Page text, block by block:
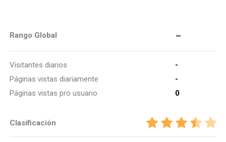
Rango Global -
Visitantes diarios
-
Páginas vistas diariamente
-
Páginas vistas pro usuario
0
Clasificación